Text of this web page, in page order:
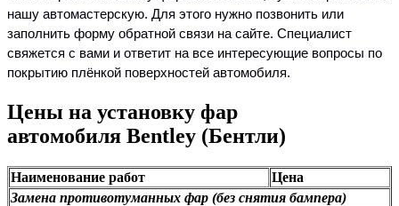
нашу автомастерскую. Для этого нужно позвонить или
заполнить форму обратной связи на сайте. Специалист
свяжется с вами и ответит на все интересующие вопросы по
покрытию плёнкой поверхностей автомобиля.
Цены на установку фар
автомобиля Bentley (Бентли)
Наименование работ
Цена
Замена противотуманных фар (без снятия бампера)